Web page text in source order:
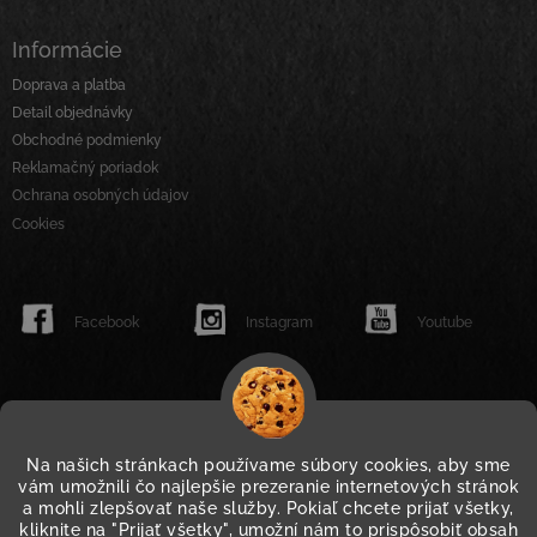
Na našich stránkach používame súbory cookies, aby sme
vám umožnili čo najlepšie prezeranie internetových stránok
a mohli zlepšovať naše služby. Pokiaľ chcete prijať všetky,
kliknite na "Prijať všetky", umožní nám to prispôsobiť obsah
Informácie
Doprava a platba
Detail objednávky
Obchodné podmienky
Reklamačný poriadok
Ochrana osobných údajov
Cookies
Facebook Instagram Youtube